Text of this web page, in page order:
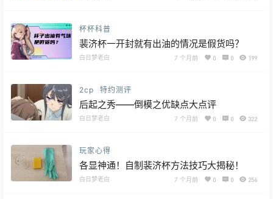
杯杯科普
裴济杯一开封就有出油的情况是假货吗？
白日梦老白 7 个月前 0 0 199
2cp 特约测评
后起之秀——倒模之优缺点大点评
白日梦老白 7 个月前 0 0 322
玩家心得
各显神通！自制裴济杯方法技巧大揭秘！
白日梦老白 7 个月前 0 0 256